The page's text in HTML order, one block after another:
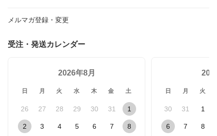
メルマガ登録・変更
受注・発送カレンダー
2026年8月
日 月 火 水 木 金 土
26 27 28 29 30 31 1
2 3 4 5 6 7 8
日 月 火
30 31 1
6 7 8